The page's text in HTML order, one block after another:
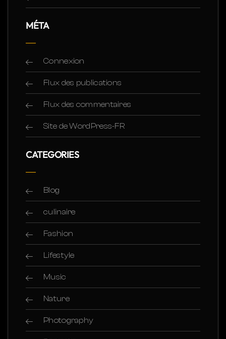
MÉTA
Connexion
Flux des publications
Flux des commentaires
Site de WordPress-FR
CATEGORIES
Blog
culinaire
Fashion
Lifestyle
Music
Nature
Photography